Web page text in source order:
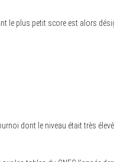
le plus petit score est alors
dont le niveau était très élevé.